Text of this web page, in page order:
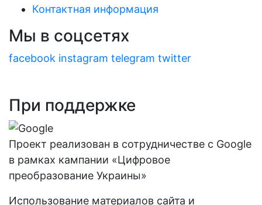
Контактная информация
Мы в соцсетях
facebook instagram telegram twitter
При поддержке
Проект реализован в сотрудничестве с Google
в рамках кампании «Цифровое
преобразование Украины»
Использование материалов сайта и